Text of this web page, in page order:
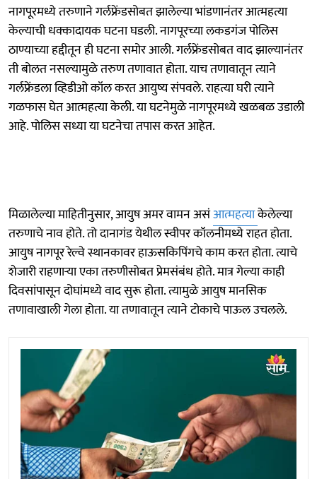
नागपूरमध्ये तरुणाने गर्लफ्रेंडसोबत झालेल्या भांडणानंतर आत्महत्या
केल्याची धक्कादायक घटना घडली. नागपूरच्या लकडगंज पोलिस
ठाण्याच्या हद्दीतून ही घटना समोर आली. गर्लफ्रेंडसोबत वाद झाल्यानंतर
ती बोलत नसल्यामुळे तरुण तणावात होता. याच तणावातून त्याने
गर्लफ्रेंडला व्हिडीओ कॉल करत आयुष्य संपवले. राहत्या घरी त्याने
गळफास घेत आत्महत्या केली. या घटनेमुळे नागपूरमध्ये खळबळ उडाली
आहे. पोलिस सध्या या घटनेचा तपास करत आहेत.
मिळालेल्या माहितीनुसार, आयुष अमर वामन असंआत्महत्याकेलेल्या
तरुणाचे नाव होते. तो दानागंड येथील स्वीपर कॉलनीमध्ये राहत होता.
आयुष नागपूर रेल्वे स्थानकावर हाऊसकिपिंगचे काम करत होता. त्याचे
शेजारी राहणाऱ्या एका तरुणीसोबत प्रेमसंबंध होते. मात्र गेल्या काही
दिवसांपासून दोघांमध्ये वाद सुरू होता. त्यामुळे आयुष मानसिक
तणावाखाली गेला होता. या तणावातून त्याने टोकाचे पाऊल उचलले.